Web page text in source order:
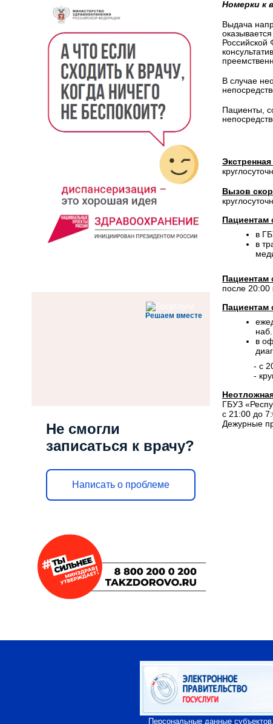
Решаем вместе
Не смогли
записаться к врачу?
Написать о проблеме
Номерки к
Выдача
В случае
Пациенты,
Вызов
Пациентам
в
в
Пациентам
после
Пациентам
в
- с
-
ГБУЗ
с 21:00 до
Дежурные
Персональные данные